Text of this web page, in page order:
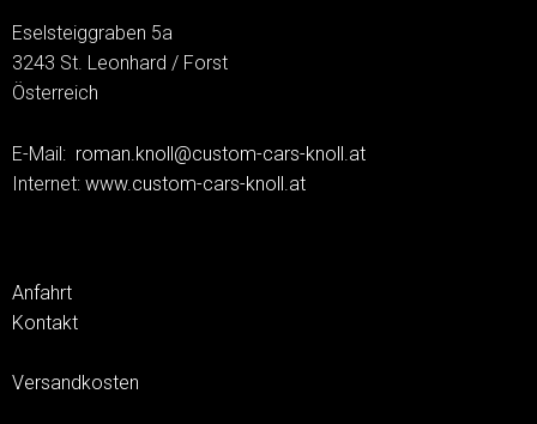
Eselsteiggraben 5a
3243 St. Leonhard / Forst
Österreich
E-Mail: roman.knoll@custom-cars-knoll.at
Internet: www.custom-cars-knoll.at
Anfahrt
Kontakt
Versandkosten